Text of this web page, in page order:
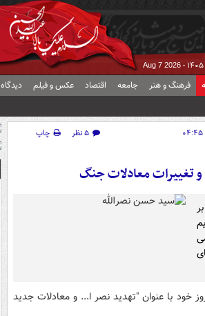
Aug 7 2026
فرهنگ و هنر جامعه اقتصاد عکس و فیلم دیدگاه
۵ نظر
چاپ
تغییرات معادلات جنگ
خود با عنوان "تهدید نصر ا... و معادلات جدید